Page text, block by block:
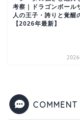
考察｜ドラゴンボール
人の王子・誇りと覚醒
【2026年最新】
2026
COMMENT